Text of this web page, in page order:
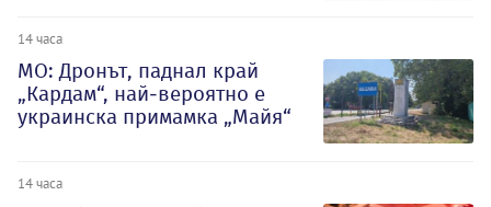
14 часа
МО: Дронът, паднал край
„Кардам“, най-вероятно е
украинска примамка „Майя“
14 часа